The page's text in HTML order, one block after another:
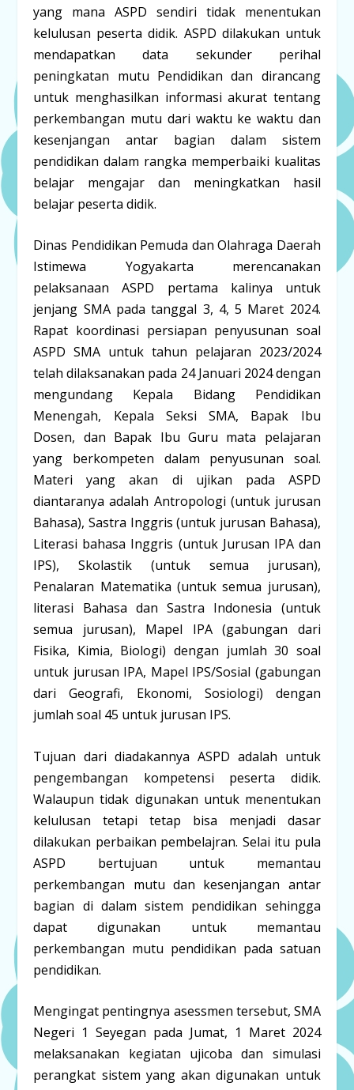
yang mana ASPD sendiri tidak menentukan
kelulusan peserta didik. ASPD dilakukan untuk
mendapatkan data sekunder perihal
peningkatan mutu Pendidikan dan dirancang
untuk menghasilkan informasi akurat tentang
perkembangan mutu dari waktu ke waktu dan
kesenjangan antar bagian dalam sistem
pendidikan dalam rangka memperbaiki kualitas
belajar mengajar dan meningkatkan hasil
belajar peserta didik.
Dinas Pendidikan Pemuda dan Olahraga Daerah
Istimewa Yogyakarta merencanakan
pelaksanaan ASPD pertama kalinya untuk
jenjang SMA pada tanggal 3, 4, 5 Maret 2024.
Rapat koordinasi persiapan penyusunan soal
ASPD SMA untuk tahun pelajaran 2023/2024
telah dilaksanakan pada 24 Januari 2024 dengan
mengundang Kepala Bidang Pendidikan
Menengah, Kepala Seksi SMA, Bapak Ibu
Dosen, dan Bapak Ibu Guru mata pelajaran
yang berkompeten dalam penyusunan soal.
Materi yang akan di ujikan pada ASPD
diantaranya adalah Antropologi (untuk jurusan
Bahasa), Sastra Inggris (untuk jurusan Bahasa),
Literasi bahasa Inggris (untuk Jurusan IPA dan
IPS), Skolastik (untuk semua jurusan),
Penalaran Matematika (untuk semua jurusan),
literasi Bahasa dan Sastra Indonesia (untuk
semua jurusan), Mapel IPA (gabungan dari
Fisika, Kimia, Biologi) dengan jumlah 30 soal
untuk jurusan IPA, Mapel IPS/Sosial (gabungan
dari Geografi, Ekonomi, Sosiologi) dengan
jumlah soal 45 untuk jurusan IPS.
Tujuan dari diadakannya ASPD adalah untuk
pengembangan kompetensi peserta didik.
Walaupun tidak digunakan untuk menentukan
kelulusan tetapi tetap bisa menjadi dasar
dilakukan perbaikan pembelajran. Selai itu pula
ASPD bertujuan untuk memantau
perkembangan mutu dan kesenjangan antar
bagian di dalam sistem pendidikan sehingga
dapat digunakan untuk memantau
perkembangan mutu pendidikan pada satuan
pendidikan.
Mengingat pentingnya asessmen tersebut, SMA
Negeri 1 Seyegan pada Jumat, 1 Maret 2024
melaksanakan kegiatan ujicoba dan simulasi
perangkat sistem yang akan digunakan untuk